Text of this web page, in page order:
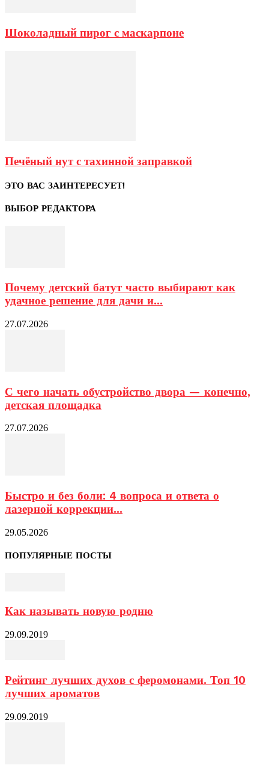
Шоколадный пирог с маскарпоне
Печёный нут с тахинной заправкой
ЭТО ВАС ЗАИНТЕРЕСУЕТ!
ВЫБОР РЕДАКТОРА
Почему детский батут часто выбирают как
удачное решение для дачи и...
27.07.2026
С чего начать обустройство двора — конечно,
детская площадка
27.07.2026
Быстро и без боли: 4 вопроса и ответа о
лазерной коррекции...
29.05.2026
ПОПУЛЯРНЫЕ ПОСТЫ
Как называть новую родню
29.09.2019
Рейтинг лучших духов с феромонами. Топ 10
лучших ароматов
29.09.2019